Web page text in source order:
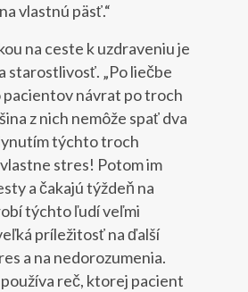
vlastnú päsť.“
na ceste k uzdraveniu je
starostlivosť. „Po liečbe
pacientov návrat po troch
z nich nemôže spať dva
týchto troch
stres! Potom im
a čakajú týždeň na
týchto ľudí veľmi
príležitosť na ďalší
a na nedorozumenia.
reč, ktorej pacient